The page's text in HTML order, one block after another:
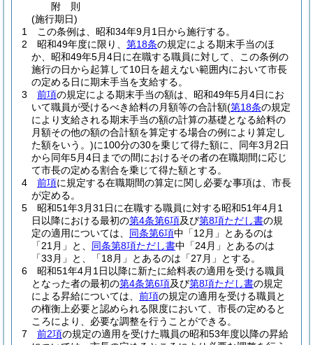
附 則
(施行期日)
1
この条例は、昭和34年9月1日から施行する。
2
昭和49年度に限り、 第18条の規定による期末手当のほ
か、昭和49年5月4日に在職する職員に対して、この条例の
施行の日から起算して10日を超えない範囲内において市長
の定める日に期末手当を支給する。
3
前項の規定による期末手当の額は、昭和49年5月4日にお
いて職員が受けるべき給料の月額等の合計額(第18条の規定
により支給される期末手当の額の計算の基礎となる給料の
月額その他の額の合計額を算定する場合の例により算定し
た額をいう。)に100分の30を乗じて得た額に、同年3月2日
から同年5月4日までの間におけるその者の在職期間に応じ
て市長の定める割合を乗じて得た額とする。
4
前項に規定する在職期間の算定に関し必要な事項は、市長
が定める。
5
昭和51年3月31日に在職する職員に対する昭和51年4月1
日以降における最初の第4条第6項及び第8項ただし書の規
定の適用については、 同条第6項中「12月」とあるのは
「21月」と、 同条第8項ただし書中「24月」とあるのは
「33月」と、「18月」とあるのは「27月」とする。
6
昭和51年4月1日以降に新たに給料表の適用を受ける職員
となった者の最初の第4条第6項及び第8項ただし書の規定
による昇給については、 前項の規定の適用を受ける職員と
の権衡上必要と認められる限度において、市長の定めると
ころにより、必要な調整を行うことができる。
7
前2項の規定の適用を受けた職員の昭和53年度以降の昇給